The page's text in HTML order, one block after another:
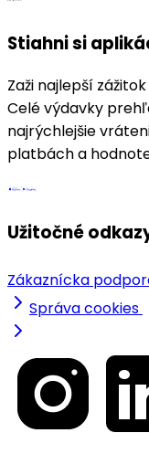
Stiahni si
Zaži najlepší
Celé výdavky
najrýchlejšie
platbách a
Užitočné
Zákaznícka
Správa cookies